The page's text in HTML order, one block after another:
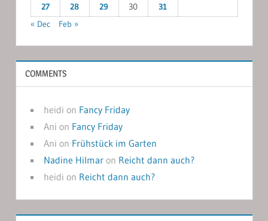
27
28 29 30
31
« Dec
Feb »
COMMENTS
heidi on Fancy Friday
Ani on Fancy Friday
Ani on Frühstück im Garten
Nadine Hilmaron Reicht dann auch?
heidi on Reicht dann auch?